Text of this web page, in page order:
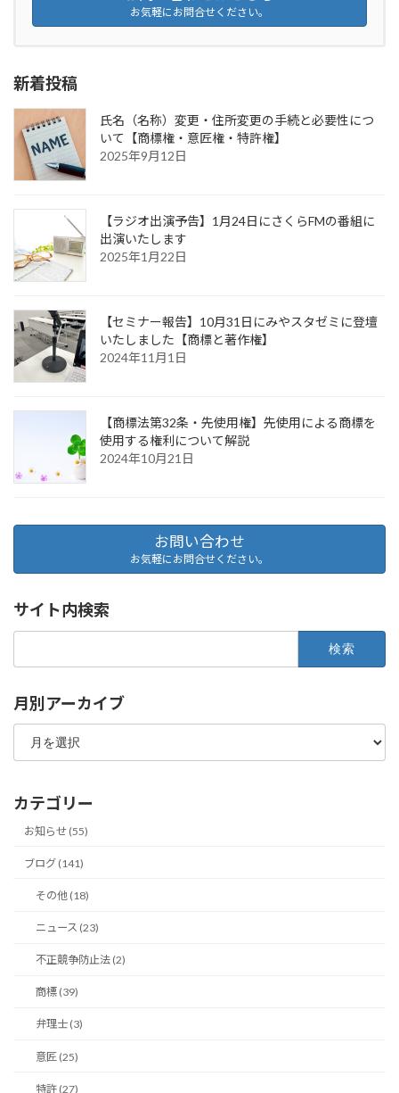
お気軽にお問合せください。
新着投稿
氏名（名称）変更・住所変更の手続と必要性につ
いて【商標権・意匠権・特許権】
2025年9月12日
【ラジオ出演予告】1月24日にさくらFMの番組に
出演いたします
2025年1月22日
【セミナー報告】10月31日にみやスタゼミに登壇
いたしました【商標と著作権】
2024年11月1日
【商標法第32条・先使用権】先使用による商標を
使用する権利について解説
2024年10月21日
お問い合わせ
お気軽にお問合せください。
サイト内検索
月別アーカイブ
月
ア
カ
イ
カテゴリー
お知らせ (55)
ブログ (141)
その他 (18)
ニュース (23)
不正競争防止法 (2)
商標 (39)
弁理士 (3)
意匠 (25)
特許 (27)